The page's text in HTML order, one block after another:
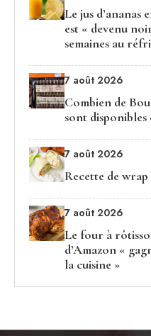
Le jus d’ananas
est « devenu
semaines au
7 août 2026
Combien de
sont disponibles
7 août 2026
Recette de
7 août 2026
Le four à
d’Amazon «
la cuisine »